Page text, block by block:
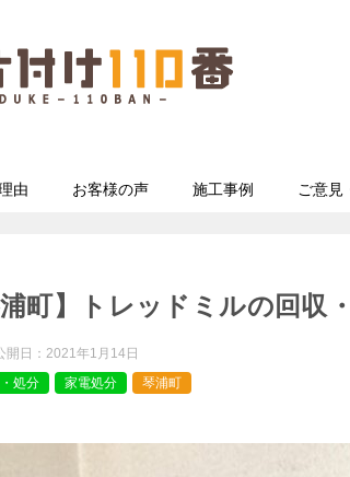
由 お客様の声 施工事例 ご意見
浦町】トレッドミルの回
開日： 2021年1月14日
処分 家電処分 琴浦町